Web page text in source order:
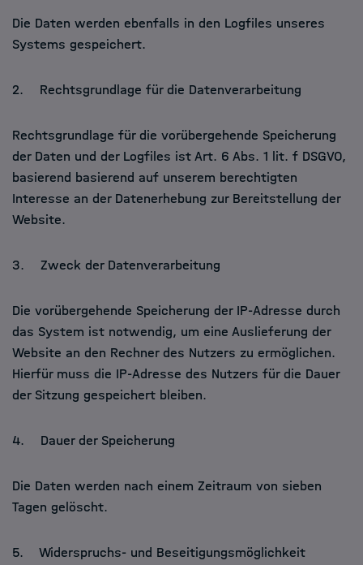
Die Daten werden ebenfalls in den Logfiles unseres
Systems gespeichert.
2. Rechtsgrundlage für die Datenverarbeitung
Rechtsgrundlage für die vorübergehende Speicherung
der Daten und der Logfiles ist Art. 6 Abs. 1 lit. f DSGVO,
basierend basierend auf unserem berechtigten
Interesse an der Datenerhebung zur Bereitstellung der
Website.
3. Zweck der Datenverarbeitung
Die vorübergehende Speicherung der IP-Adresse durch
das System ist notwendig, um eine Auslieferung der
Website an den Rechner des Nutzers zu ermöglichen.
Hierfür muss die IP-Adresse des Nutzers für die Dauer
der Sitzung gespeichert bleiben.
4. Dauer der Speicherung
Die Daten werden nach einem Zeitraum von sieben
Tagen gelöscht.
5. Widerspruchs- und Beseitigungsmöglichkeit